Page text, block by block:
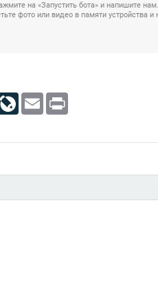
на «Запустить бота» и напишите
фото или видео в памяти устройства и
LiveJournal
Email